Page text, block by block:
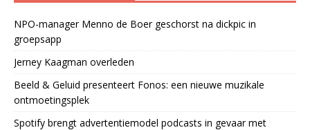
NPO-manager Menno de Boer geschorst na dickpic in
groepsapp
Jerney Kaagman overleden
Beeld & Geluid presenteert Fonos: een nieuwe muzikale
ontmoetingsplek
Spotify brengt advertentiemodel podcasts in gevaar met